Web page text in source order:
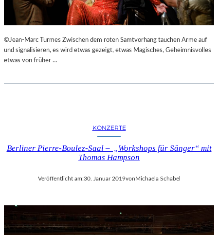
©Jean-Marc Turmes Zwischen dem roten Samtvorhang tauchen Arme auf
und signalisieren, es wird etwas gezeigt, etwas Magisches, Geheimnisvolles
etwas von früher …
KONZERTE
Berliner Pierre-Boulez-Saal – „Workshops für Sänger“ mit
Thomas Hampson
Veröffentlicht am:30. Januar 2019von Michaela Schabel